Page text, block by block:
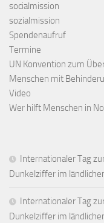
socialmission
sozialmission
Spendenaufruf
Termine
UN Konvention zum
Menschen mit
Video
Wer hilft Menschen in
Internationaler Tag
Dunkelziffer im
Internationaler Tag
Dunkelziffer im